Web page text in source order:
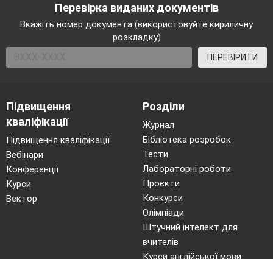
Перевірка виданих документів
Вкажіть номер документа (використовуйте кириличну
розкладку)
ПЕРЕВІРИТИ
Підвищення
кваліфікації
Підвищення кваліфікації
Вебінари
Конференції
Курси
Вектор
Розділи
Журнал
Бібліотека розробок
Тести
Лабораторні роботи
Проєкти
Конкурси
Олімпіади
Штучний інтелект для
вчителів
Курси англійської мови